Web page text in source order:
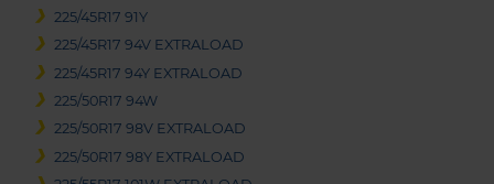
225/45R17 91Y
225/45R17 94V EXTRALOAD
225/45R17 94Y EXTRALOAD
225/50R17 94W
225/50R17 98V EXTRALOAD
225/50R17 98Y EXTRALOAD